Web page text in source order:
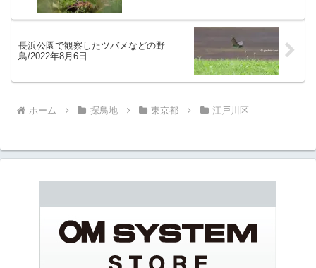
長浜公園で観察したツバメなどの野
鳥/2022年8月6日
ホーム 探鳥地 東京都 江戸川区